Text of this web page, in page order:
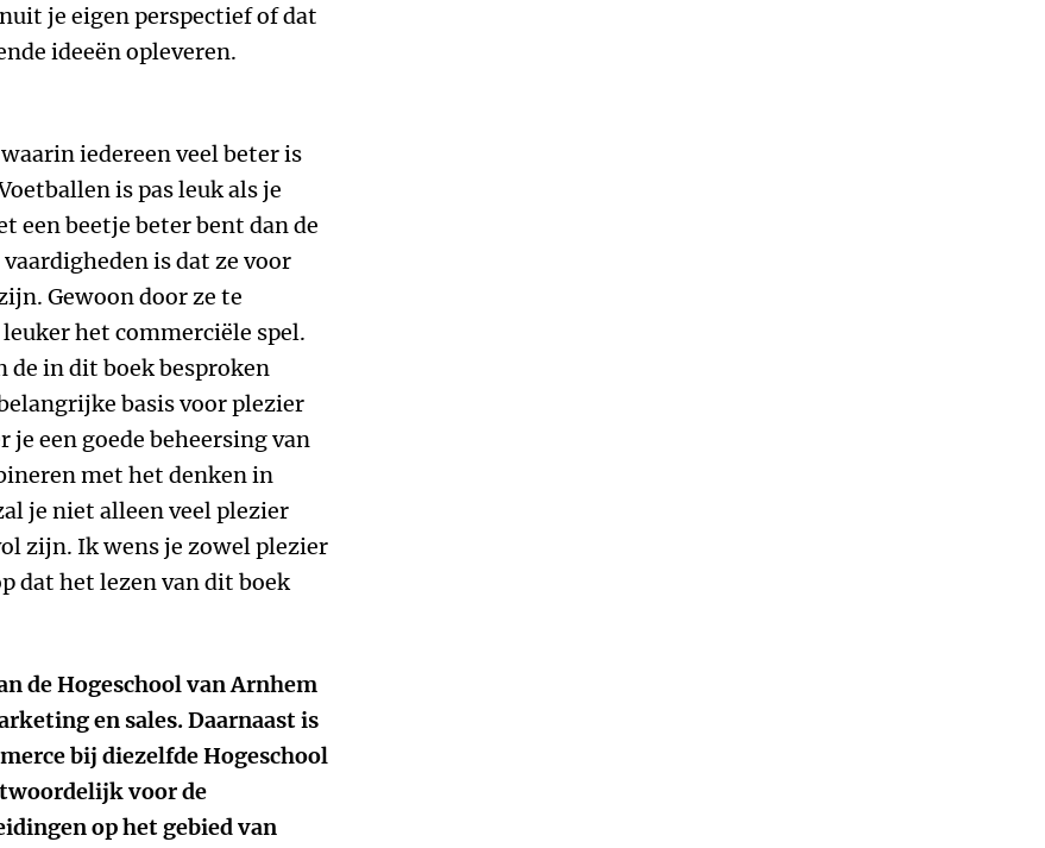
je eigen perspectief of dat
ideeën opleveren.
iedereen veel beter is
is pas leuk als je
een beetje beter bent dan de
is dat ze voor
Gewoon door ze te
het commerciële spel.
de in dit boek besproken
basis voor plezier
je een goede beheersing van
met het denken in
je niet alleen veel plezier
zijn. Ik wens je zowel plezier
dat het lezen van dit boek
de Hogeschool van Arnhem
en sales. Daarnaast is
bij diezelfde Hogeschool
voor de
op het gebied van